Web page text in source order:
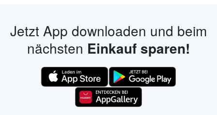
Jetzt App downloaden und beim
nächsten Einkauf sparen!